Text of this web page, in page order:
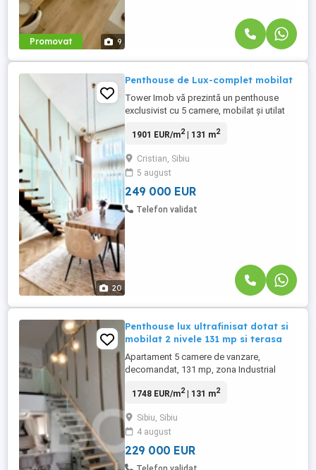
Promovat 9
20
Penthouse de Lux-complet mobilat
Tower Imob vă prezintă un penthouse
exclusivist cu 5 camere, mobilat și utilat
Descoperiți o proprietate deosebită, care
funcționalitatea într-un spațiu generos de
131 mp utili, ideal pentru familiile care își
doresc un stil de ...
1901 EUR/m2| 131 m2
Cristian, Sibiu
5 august
249 000 EUR
Telefon validat
Penthouse lux ultrafinisat dotat si
mobilat 2 nivele 131 mp si terasa
Apartament 5 camere de vanzare,
decomandat, 131 mp, zona Industrial
mutat intr-un penthouse special cu vedere
mic detaliu pentru a-ti oferi intregul
confort de care ai nevoie. Avantaje majore
ale acestui apartament: • Cartier ...
1748 EUR/m2| 131 m2
Sibiu, Sibiu
4 august
229 000 EUR